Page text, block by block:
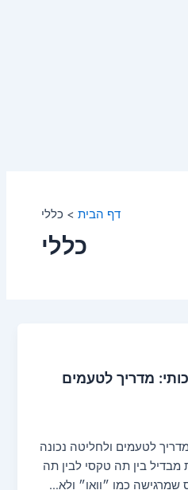
דף הבית כללי
כללי
מדריך לטעמים
לטעמים ולחליטה נכונה
בין תה טקסי לבין תה
שמרגישה כמו ״וואו״ ולא…